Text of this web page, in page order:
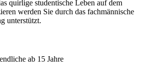
quirlige studentische Leben auf dem
werden Sie durch das fachmännische
unterstützt.
ab 15 Jahre